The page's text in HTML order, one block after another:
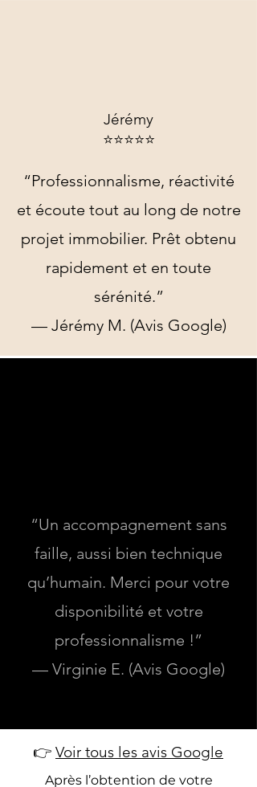
Jérémy
⭐️⭐️⭐️⭐️⭐️
“Professionnalisme, réactivité
et écoute tout au long de notre
projet immobilier. Prêt obtenu
rapidement et en toute
sérénité.”
— Jérémy M. (Avis Google)
“Un accompagnement sans
faille, aussi bien technique
qu’humain. Merci pour votre
disponibilité et votre
professionnalisme !”
— Virginie E. (Avis Google)
👉 Voir tous les avis Google
Après l’obtention de votre